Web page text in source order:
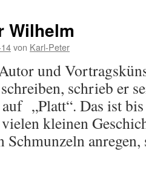
Wilhelm
von Karl-Peter
und
schrieb er
„Platt“. Das ist
kleinen
Schmunzeln